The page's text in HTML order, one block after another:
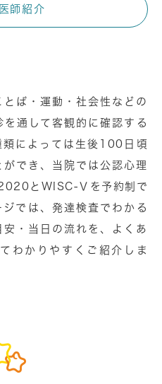
師紹介
ば・運動・社会性などの
通して客観的に確認する
類によっては生後100日頃
でき、当院では公認心理
とWISC-Ⅴを予約制で
では、発達検査でわかる
・当日の流れを、よくあ
わかりやすくご紹介しま